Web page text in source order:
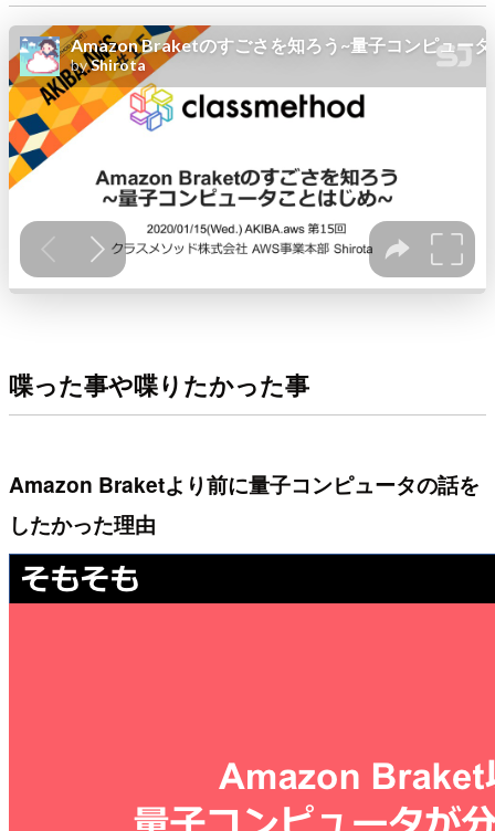
喋った事や喋りたかった事
Amazon Braketより前に量子コンピュータの話を
したかった理由